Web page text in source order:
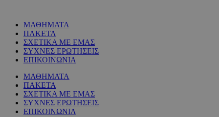
ΜΑΘΗΜΑΤΑ
ΠΑΚΕΤΑ
ΣΧΕΤΙΚΑ ΜΕ ΕΜΑΣ
ΣΥΧΝΕΣ ΕΡΩΤΗΣΕΙΣ
ΕΠΙΚΟΙΝΩΝΙΑ
ΜΑΘΗΜΑΤΑ
ΠΑΚΕΤΑ
ΣΧΕΤΙΚΑ ΜΕ ΕΜΑΣ
ΣΥΧΝΕΣ ΕΡΩΤΗΣΕΙΣ
ΕΠΙΚΟΙΝΩΝΙΑ